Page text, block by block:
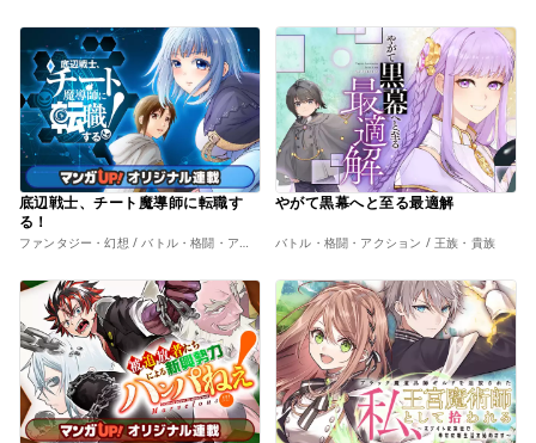
い！～
底辺戦士、チート魔導師に転職す
る！
やがて黒幕へと至る最適解
バトル・格闘・アクション / 王族・貴族